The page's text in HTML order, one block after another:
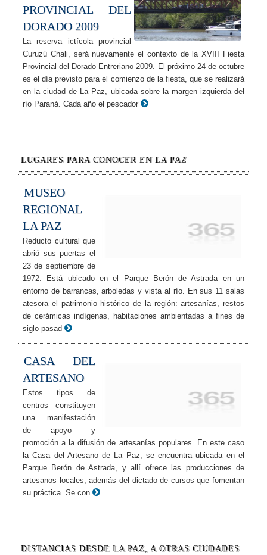
PROVINCIAL DEL
DORADO 2009
La reserva ictícola provincial
Curuzú Chali, será nuevamente el contexto de la XVIII Fiesta
Provincial del Dorado Entreriano 2009. El próximo 24 de octubre
es el día previsto para el comienzo de la fiesta, que se realizará
en la ciudad de La Paz, ubicada sobre la margen izquierda del
río Paraná. Cada año el pescador
LUGARES PARA CONOCER EN LA PAZ
MUSEO
REGIONAL
LA PAZ
Reducto cultural que
abrió sus puertas el
23 de septiembre de
1972. Está ubicado en el Parque Berón de Astrada en un
entorno de barrancas, arboledas y vista al río. En sus 11 salas
atesora el patrimonio histórico de la región: artesanías, restos
de cerámicas indígenas, habitaciones ambientadas a fines de
siglo pasad
CASA DEL
ARTESANO
Estos tipos de
centros constituyen
una manifestación
de apoyo y
promoción a la difusión de artesanías populares. En este caso
la Casa del Artesano de La Paz, se encuentra ubicada en el
Parque Berón de Astrada, y allí ofrece las producciones de
artesanos locales, además del dictado de cursos que fomentan
su práctica. Se con
DISTANCIAS DESDE LA PAZ, A OTRAS CIUDADES